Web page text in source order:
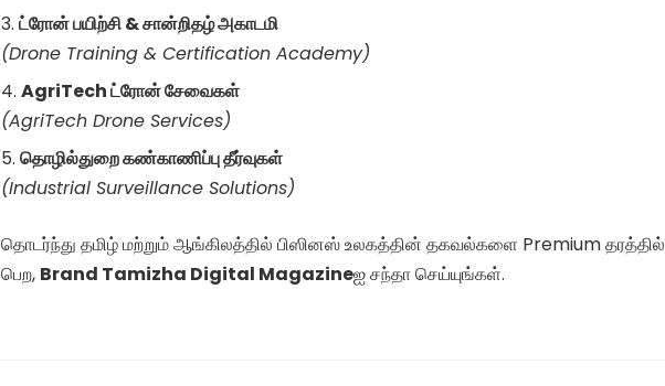
ட்ரோன் பயிற்சி & சான்றிதழ் அகாடமி
(Drone Training & Certification Academy)
AgriTech ட்ரோன் சேவைகள்
(AgriTech Drone Services)
தொழில்துறை கண்காணிப்பு தீர்வுகள்
(Industrial Surveillance Solutions)
தொடர்ந்து தமிழ் மற்றும் ஆங்கிலத்தில் பிஸினஸ் உலகத்தின் தகவல்களை Premium தரத்தில்
பெற, Brand Tamizha Digital Magazineஐ சந்தா செய்யுங்கள்.